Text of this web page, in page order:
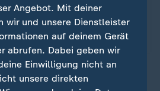
Winterspielen 2026
Angebot. Mit deiner
wir und unsere Dienstleister
auf deinem Gerät
abrufen. Dabei geben wir
Einwilligung nicht an
unsere direkten